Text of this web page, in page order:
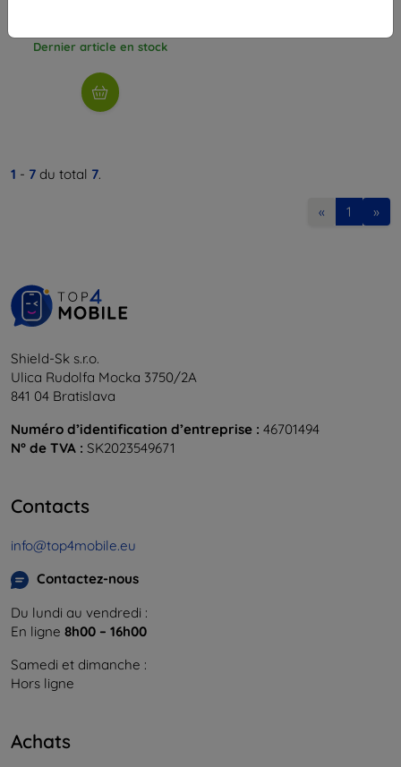
Dernier article en stock
1 - 7 du total 7.
« 1 »
Shield-Sk s.r.o.
Ulica Rudolfa Mocka 3750/2A
841 04 Bratislava
Numéro d’identification d’entreprise : 46701494
N° de TVA : SK2023549671
Contacts
info@top4mobile.eu
Contactez-nous
Du lundi au vendredi :
En ligne 8h00 – 16h00
Samedi et dimanche :
Hors ligne
Achats